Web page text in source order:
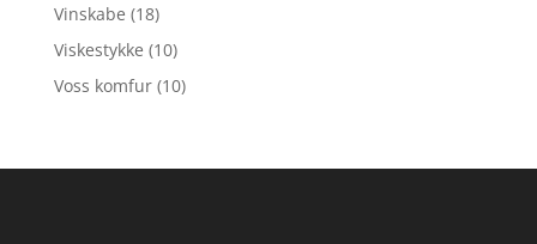
Vinskabe (18)
Viskestykke (10)
Voss komfur (10)